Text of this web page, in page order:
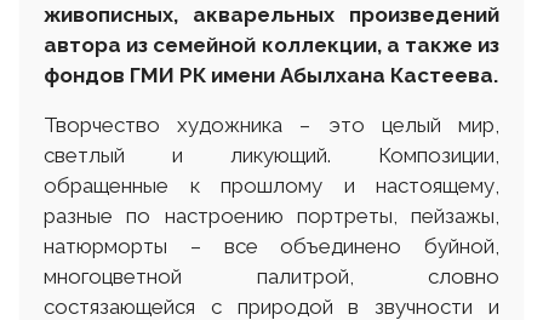
живописных, акварельных произведений
автора из семейной коллекции, а также из
фондов ГМИ РК имени Абылхана Кастеева.
Творчество художника – это целый мир,
светлый и ликующий. Композиции,
обращенные к прошлому и настоящему,
разные по настроению портреты, пейзажы,
натюрморты – все объединено буйной,
многоцветной палитрой, словно
состязающейся с природой в звучности и